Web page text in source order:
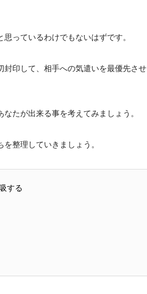
っているわけでもないはずです。
印して、相手への気遣いを最優先させ
たが出来る事を考えてみましょう。
整理していきましょう。
する